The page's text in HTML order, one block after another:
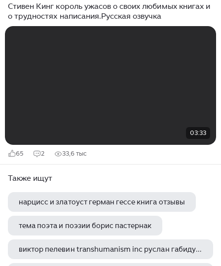
Стивен Кинг король ужасов о своих любимых книгах и
о трудностях написания.Русская озвучка
03:33
65 2 33,6 тыс
Также ищут
нарцисс и златоуст герман гессе книга отзывы
тема поэта и поэзии борис пастернак
виктор пелевин transhumanism inc руслан габидуллин